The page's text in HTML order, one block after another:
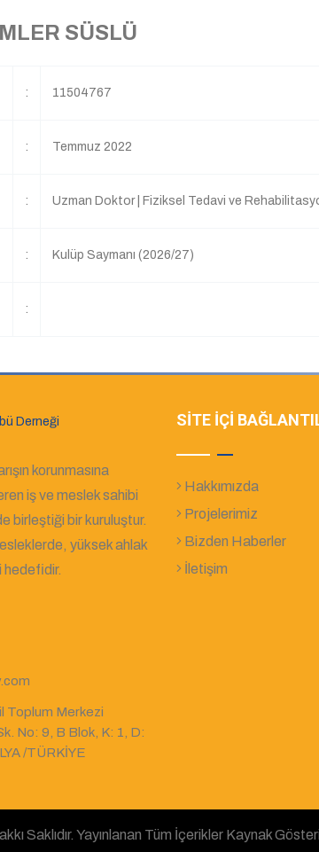
SÜSLÜ
: 11504767
: Temmuz 2022
: Uzman Doktor | Fiziksel Tedavi ve
: Kulüp Saymanı (2026/27)
:
korunmasına
iş ve meslek sahibi
birleştiği bir kuruluştur.
yüksek ahlak
hedefidir.
Toplum Merkezi
No: 9, B Blok, K: 1, D:
/TÜRKİYE
SİTE İÇİ
Hakkımızda
Projelerimiz
Bizden Haberler
İletişim
Saklıdır. Yayınlanan Tüm İçerikler Kaynak